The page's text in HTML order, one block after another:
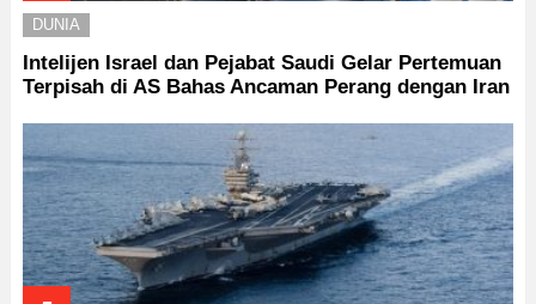
DUNIA
Intelijen Israel dan Pejabat Saudi Gelar Pertemuan
Terpisah di AS Bahas Ancaman Perang dengan Iran